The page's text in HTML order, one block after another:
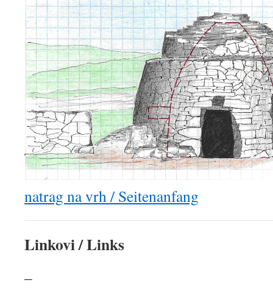
natrag na vrh / Seitenanfang
Linkovi / Links
–